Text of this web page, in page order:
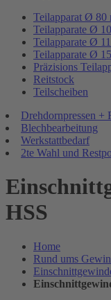
Teilapparat Ø 80
Teilapparate Ø
Teilapparate Ø
Teilapparate Ø
Präzisions
Reitstock
Teilscheiben
Drehdornpressen +
Blechbearbeitung
Werkstattbedarf
2te Wahl und
HSS
Home
Rund ums